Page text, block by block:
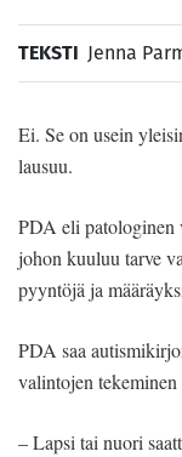
TEKSTI Jenna
Ei. Se on usein
lausuu.
PDA eli patologinen
johon kuuluu tarve
pyyntöjä ja
PDA saa
valintojen
– Lapsi tai nuori